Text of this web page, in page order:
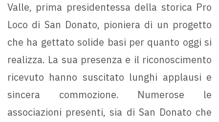
Valle, prima presidentessa della storica Pro
Loco di San Donato, pioniera di un progetto
che ha gettato solide basi per quanto oggi si
realizza. La sua presenza e il riconoscimento
ricevuto hanno suscitato lunghi applausi e
sincera commozione. Numerose le
associazioni presenti, sia di San Donato che